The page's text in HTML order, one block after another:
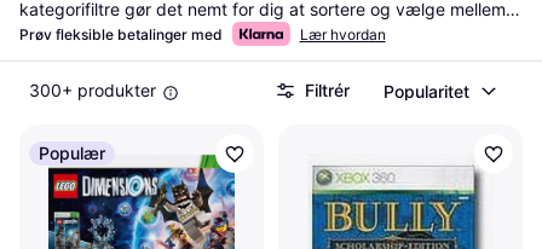
kategorifiltre gør det nemt for dig at sortere og vælge mellem
et stort udvalg af spil. Uanset om du er til action, eventyr eller
sport, kan du hurtigt finde dine favoritter. Ved at bruge vores
produkt- og prissammenligninger kan du sikre dig, at du får
den bedste pris på markedet. Læs brugeranmeldelser for at få
Med PriceRunner bliver det let at navigere gennem de mange
muligheder og finde de Xbox 360 spil, der passer bedst til dine
behov. Mere om xbox 360 spil »
Prøv fleksible betalinger med Lær hvordan
300+ produkter Filtrér Popularitet
Populær